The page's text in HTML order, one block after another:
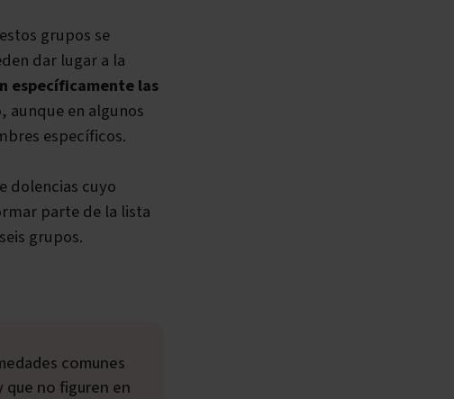
grupos se
dar lugar a la
específicamente las
aunque en algunos
específicos.
dolencias cuyo
parte de la lista
grupos.
no figuren en